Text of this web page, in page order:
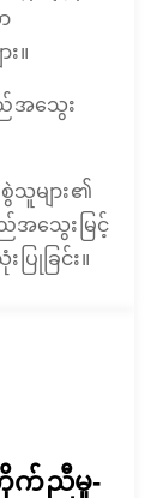
။
အသွေး
သူများ၏
အသွေးမြင့်
ြုခြင်း။
ကိုက်ညီမှု-